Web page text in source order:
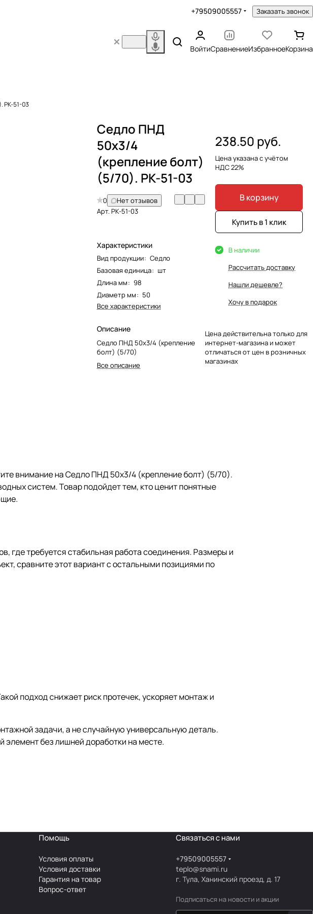
+79509005557 Заказать звонок
ВойтиСравнениеИзбранноеКорзина
PK-51-03
Седло ПНД
50х3/4
(крепление болт)
(5/70). PK-51-03
0
Нет отзывов
Арт.PK-51-03
Характеристики
Вид продукции: Седло
Базовая единица: шт
Длина мм: 98
Диаметр мм: 50
Все характеристики
Описание
Седло ПНД 50х3/4 (крепление
болт) (5/70)
Все описание
238.50 руб.
Цена указана с учётом
НДС 22%
В корзину
Купить в 1 клик
В наличии
Рассчитать доставку
Нашли дешевле?
Хочу в подарок
Цена действительна только для
интернет-магазина и может
отличаться от цен в розничных
магазинах
внимание на Седло ПНД 50х3/4 (крепление болт) (5/70).
систем. Товар подойдет тем, кто ценит понятные
где требуется стабильная работа соединения. Размеры и
сравните этот вариант с остальными позициями по
подход снижает риск протечек, ускоряет монтаж и
задачи, а не случайную универсальную деталь.
без лишней доработки на месте.
Помощь
Условия оплаты
Условия доставки
Гарантия на товар
Вопрос-ответ
Связаться с нами
+79509005557
teplo@snami.ru
г. Тула, Ханинский проезд, д. 17
Подписаться на новости и акции